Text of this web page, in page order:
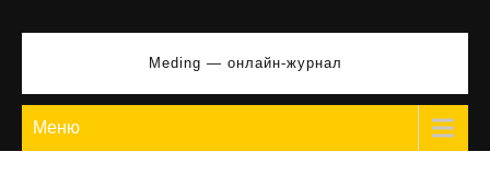
Meding — онлайн-журнал
Меню